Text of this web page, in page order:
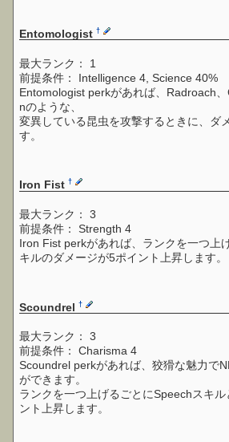
Entomologist†
最大ランク： 1
前提条件： Intelligence 4, Science 40%
Entomologist perkがあれば、Radroach
nのような、
変異している昆虫を攻撃するときに、ダ
す。
Iron Fist†
最大ランク： 3
前提条件： Strength 4
Iron Fist perkがあれば、ランクを一つ上
キルのダメージが5ポイント上昇します。
Scoundrel†
最大ランク： 3
前提条件： Charisma 4
Scoundrel perkがあれば、狡猾な魅力で
ができます。
ランクを一つ上げるごとにSpeechスキ
ント上昇します。